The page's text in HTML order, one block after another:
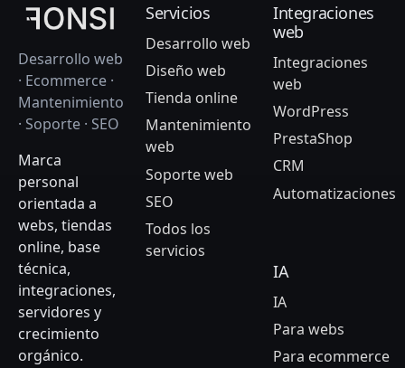
Desarrollo web
· Ecommerce ·
Mantenimiento
· Soporte · SEO
Marca
personal
orientada a
webs, tiendas
online, base
técnica,
integraciones,
servidores y
crecimiento
orgánico.
Servicios
Desarrollo web
Diseño web
Tienda online
Mantenimiento
web
Soporte web
SEO
Todos los
servicios
Integraciones
web
Integraciones
web
WordPress
PrestaShop
CRM
Automatizaciones
IA
IA
Para webs
Para ecommerce